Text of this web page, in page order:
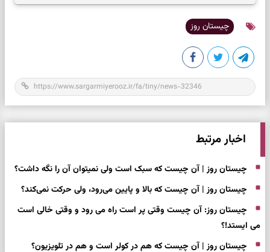
چیستان روز
اخبار مرتبط
چیستان روز | آن چیست که سبک است ولی نمیتوان آن را نگه داشت؟
چیستان روز | آن چیست که بالا و پایین می‌رود، ولی حرکت نمی‌کند؟
چیستان روز: آن چیست وقتی پر است راه می رود و وقتی خالی است
می ایستد!؟
چیستان روز | آن چیست که هم در کولر است و هم در تلویزیون؟